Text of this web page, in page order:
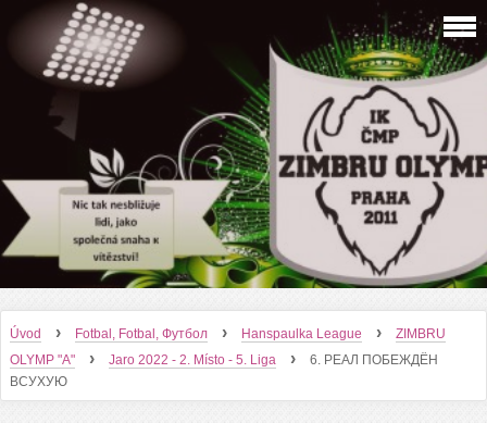
Úvod › Fotbal, Fotbal, Футбол › Hanspaulka League ›
ZIMBRU
OLYMP "A"
› Jaro 2022 - 2. Místo - 5. Liga ›
6. РЕАЛ ПОБЕЖДЁН
ВСУХУЮ